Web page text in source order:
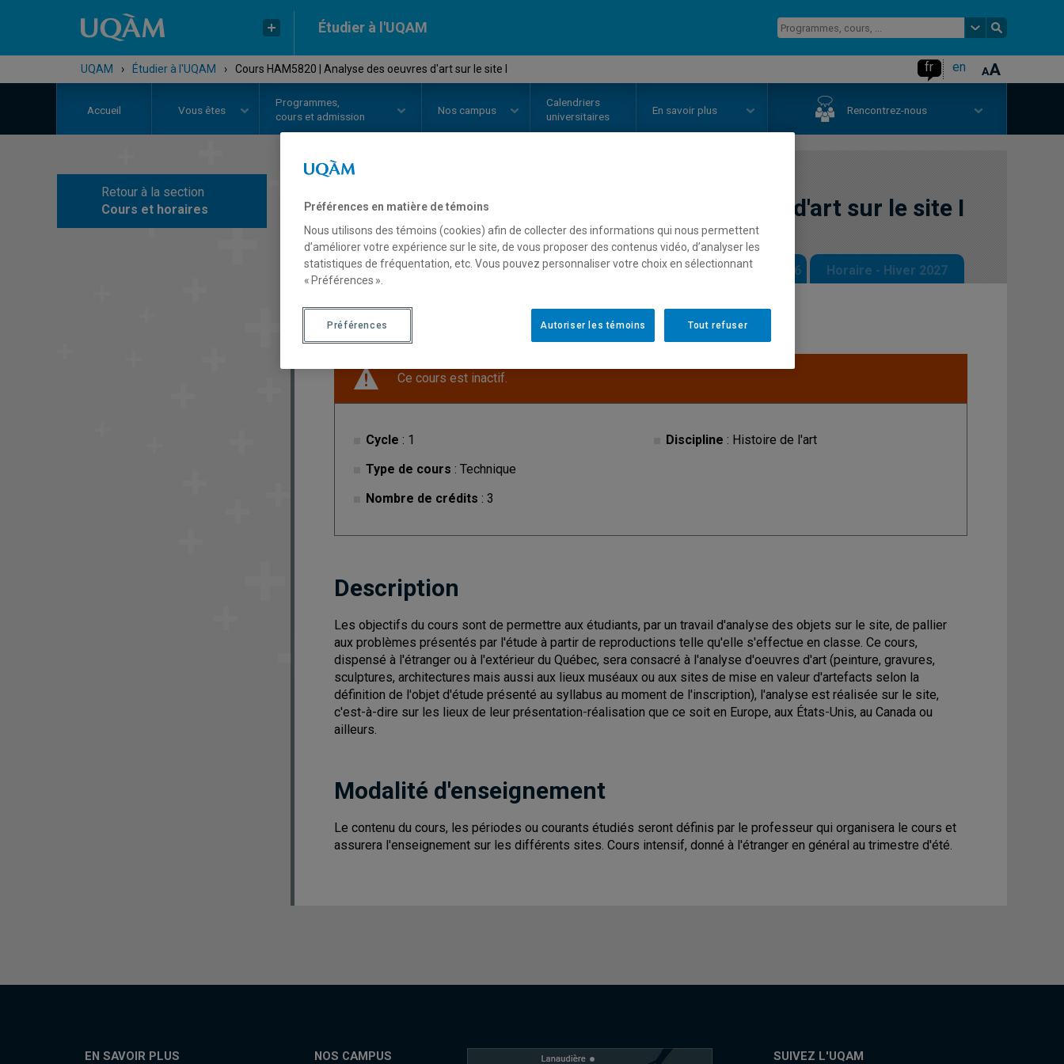
Étudier à l'UQAM
UQAM › Étudier à l'UQAM › Cours HAM5820 | Analyse des oeuvres d'art sur le site I fr en
Accueil Vous êtes
Programmes,
cours et admission
Nos campus
Calendriers
universitaires
En savoir plus Rencontrez-nous
Retour à la section
Cours et horaires
COURS// HAM5820 Analyse des oeuvres d'art sur le site I
Description Horaire - Été 2026 Horaire - Automne 2026 Horaire - Hiver 2027
Ce cours est inactif.
Cycle : 1
Type de cours : Technique
Nombre de crédits : 3
Discipline : Histoire de l'art
Description
Les objectifs du cours sont de permettre aux étudiants, par un travail d'analyse des objets sur le site, de pallier
aux problèmes présentés par l'étude à partir de reproductions telle qu'elle s'effectue en classe. Ce cours,
dispensé à l'étranger ou à l'extérieur du Québec, sera consacré à l'analyse d'oeuvres d'art (peinture, gravures,
sculptures, architectures mais aussi aux lieux muséaux ou aux sites de mise en valeur d'artefacts selon la
définition de l'objet d'étude présenté au syllabus au moment de l'inscription), l'analyse est réalisée sur le site,
c'est-à-dire sur les lieux de leur présentation-réalisation que ce soit en Europe, aux États-Unis, au Canada ou
ailleurs.
Modalité d'enseignement
Le contenu du cours, les périodes ou courants étudiés seront définis par le professeur qui organisera le cours et
assurera l'enseignement sur les différents sites. Cours intensif, donné à l'étranger en général au trimestre d'été.
EN SAVOIR PLUS NOS CAMPUS SUIVEZ L'UQAM
Préférences en matière de témoins
Nous utilisons des témoins (cookies) afin de collecter des informations qui nous permettent
d’améliorer votre expérience sur le site, de vous proposer des contenus vidéo, d’analyser les
statistiques de fréquentation, etc. Vous pouvez personnaliser votre choix en sélectionnant
« Préférences ».
Tout refuser
Autoriser les témoins
Préférences